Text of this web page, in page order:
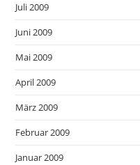
Juli 2009
Juni 2009
Mai 2009
April 2009
März 2009
Februar 2009
Januar 2009